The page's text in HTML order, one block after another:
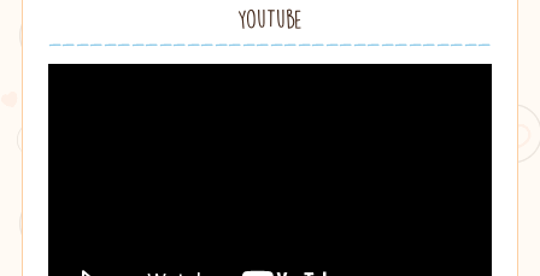
YouTube